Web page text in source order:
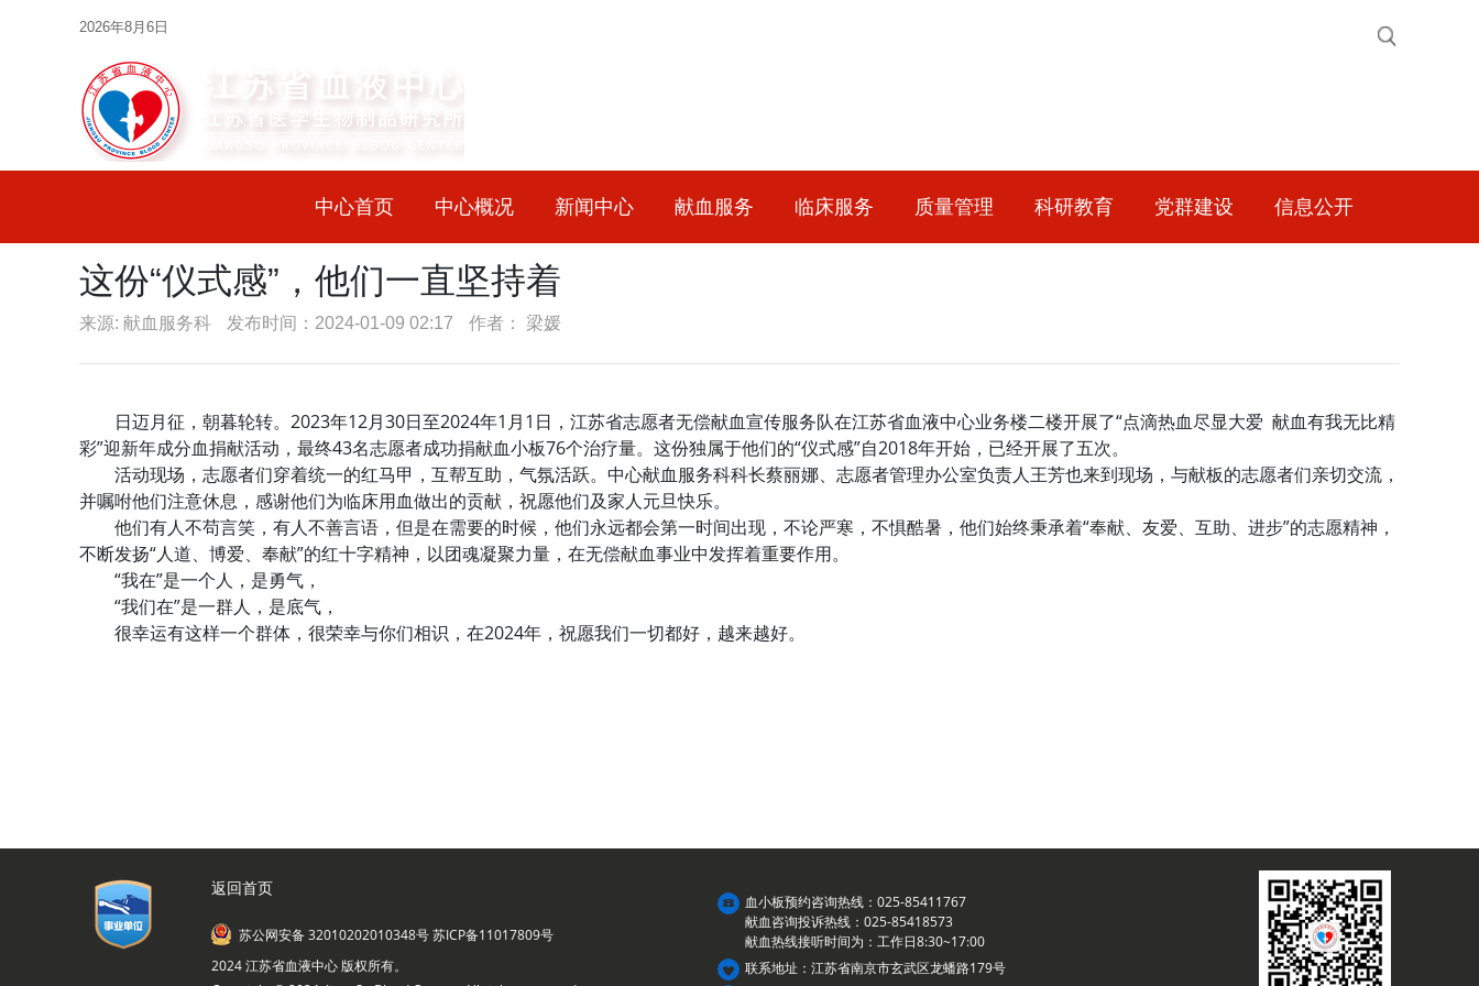
2026年8月6日
中心首页 中心概况 新闻中心 献血服务 临床服务 质量管理 科研教育 党群建设 信息公开
这份“仪式感”，他们一直坚持着
来源: 献血服务科 发布时间：2024-01-09 02:17 作者： 梁媛
日迈月征，朝暮轮转。2023年12月30日至2024年1月1日，江苏省志愿者无偿献血宣传服务队在江苏省血液中心业务楼二楼开展了“点滴热血尽显大爱 献血有我无比精
彩”迎新年成分血捐献活动，最终43名志愿者成功捐献血小板76个治疗量。这份独属于他们的“仪式感”自2018年开始，已经开展了五次。
活动现场，志愿者们穿着统一的红马甲，互帮互助，气氛活跃。中心献血服务科科长蔡丽娜、志愿者管理办公室负责人王芳也来到现场，与献板的志愿者们亲切交流，
并嘱咐他们注意休息，感谢他们为临床用血做出的贡献，祝愿他们及家人元旦快乐。
他们有人不苟言笑，有人不善言语，但是在需要的时候，他们永远都会第一时间出现，不论严寒，不惧酷暑，他们始终秉承着“奉献、友爱、互助、进步”的志愿精神，
不断发扬“人道、博爱、奉献”的红十字精神，以团魂凝聚力量，在无偿献血事业中发挥着重要作用。
“我在”是一个人，是勇气，
“我们在”是一群人，是底气，
很幸运有这样一个群体，很荣幸与你们相识，在2024年，祝愿我们一切都好，越来越好。
返回首页
苏公网安备 32010202010348号苏ICP备11017809号
2024 江苏省血液中心 版权所有。
血小板预约咨询热线：025-85411767
献血咨询投诉热线：025-85418573
献血热线接听时间为：工作日8:30~17:00
联系地址：江苏省南京市玄武区龙蟠路179号